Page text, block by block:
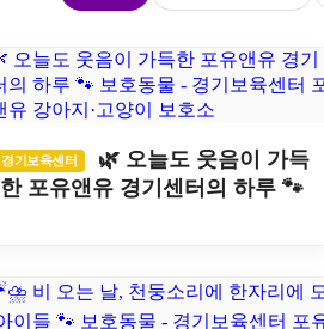
경기보육센터
🌿 오늘도 웃음이 가득
한 포유앤유 경기센터의 하루 🐾